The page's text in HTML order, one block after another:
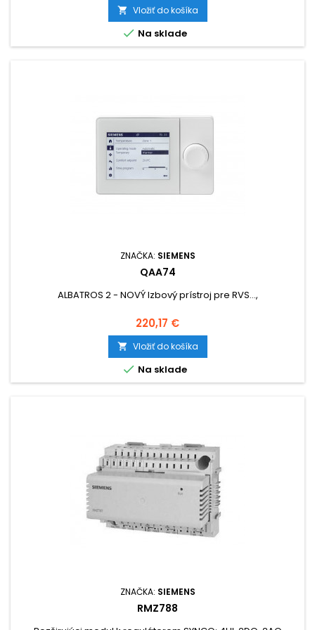
 Vložiť do košíka
 Na sklade
ZNAČKA: SIEMENS
QAA74
ALBATROS 2 - NOVÝ Izbový prístroj pre RVS...,
Cena
220,17 €
 Vložiť do košíka
 Na sklade
ZNAČKA: SIEMENS
RMZ788